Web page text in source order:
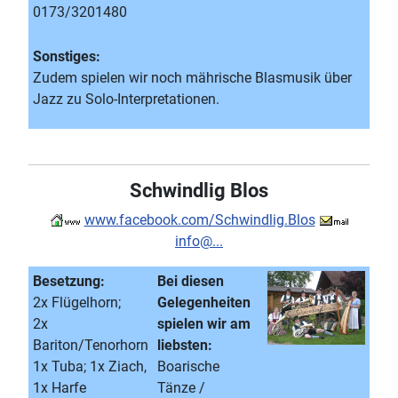
0173/3201480
Sonstiges:
Zudem spielen wir noch mährische Blasmusik über
Jazz zu Solo-Interpretationen.
Schwindlig Blos
www.facebook.com/Schwindlig.Blos
info@...
Besetzung:
2x Flügelhorn;
2x
Bariton/Tenorhorn
1x Tuba; 1x Ziach,
1x Harfe
Bei diesen
Gelegenheiten
spielen wir am
liebsten:
Boarische
Tänze /